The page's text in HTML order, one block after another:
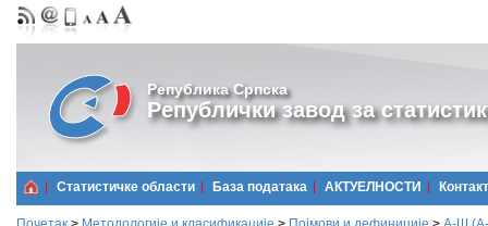
Република Српска
Републички завод за
Статистичке области Базa података АКТУЕЛНОСТИ Контакт